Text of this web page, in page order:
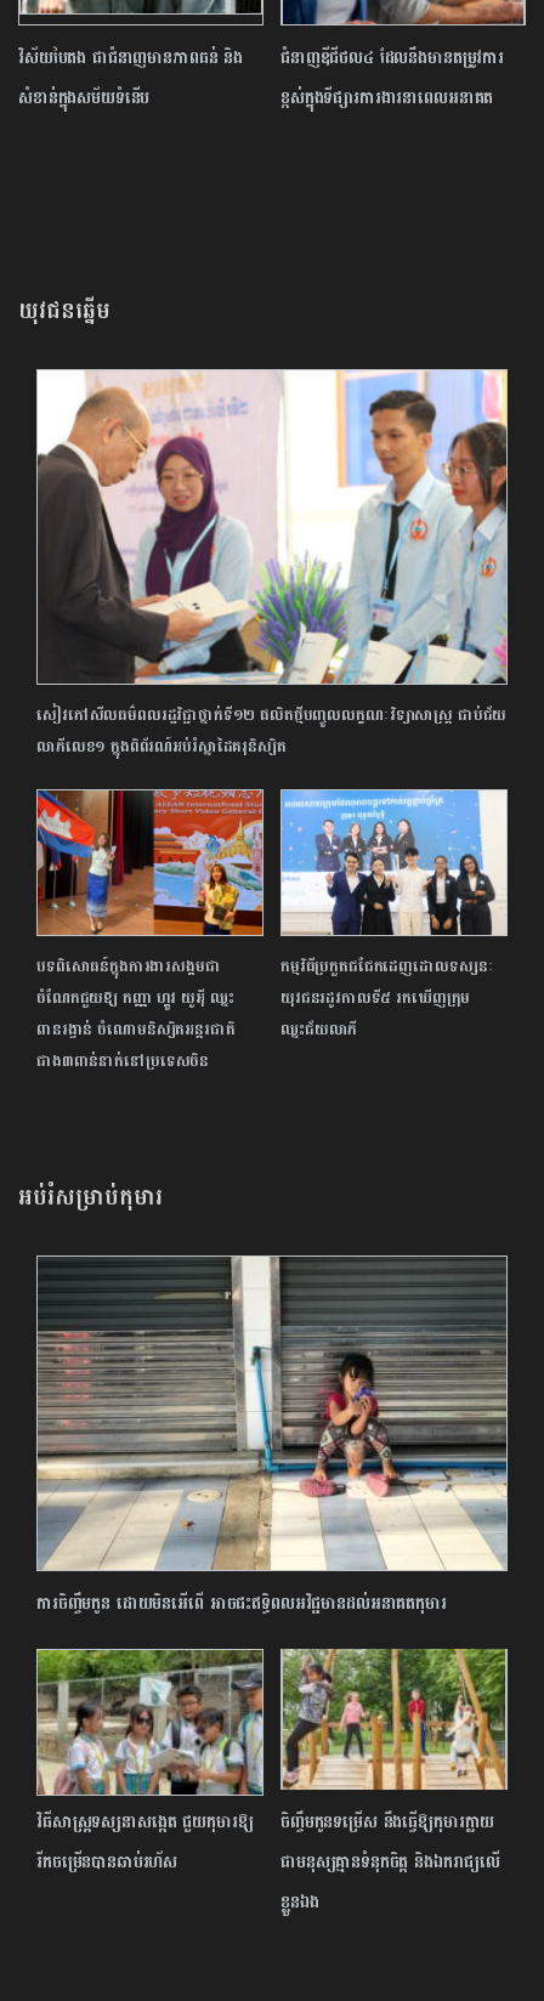
វិស័យបៃតង ជាជំនាញមានភាពធន់ និង
សំខាន់ក្នុងសម័យទំនើប
ជំនាញឌីជីថល៤ ដែលនឹងមានតម្រូវការ
ខ្ពស់ក្នុងទីផ្សារការងារនាពេលអនាគត
យុវជនឆ្នើម
សៀវភៅសីលធម៌ពលរដ្ឋវិជ្ជាថ្នាក់ទី១២ ផលិតថ្មីបញ្ចូលលក្ខណៈវិទ្យាសាស្រ្ត ជាប់ជ័យ
លាភីលេខ១ ក្នុងពិព័រណ៍អប់រំស្នាដៃគរុនិស្សិត
បទពិសោធន៍ក្នុងការងារសង្គមជា
ចំណែកជួយឱ្យ កញ្ញា ហ្គូវ យូអ៉ី ឈ្នះ
ពានរង្វាន់ ចំណោមនិស្សិតអន្តរជាតិ
ជាង៣ពាន់នាក់នៅប្រទេសចិន
កម្មវិធីប្រកួតជជែកដេញដោលទស្សនៈ
យុវជនរដូវកាលទី៥ រកឃើញ​ក្រុម
ឈ្នះជ័យលាភី
អប់រំសម្រាប់កុមារ
ការចិញ្ចឹមកូន ដោយមិនអើពើ អាចជះឥទ្ធិពលអវិជ្ជមានដល់អនាគតកុមារ
វិធីសាស្ត្រទស្សនាសង្កេត ជួយកុមារឱ្យ
រីកចម្រើនបានឆាប់រហ័ស
ចិញ្ចឹមកូនទម្រើស នឹងធ្វើឱ្យកុមារក្លាយ
ជាមនុស្សគ្មានទំនុកចិត្ត និងឯករាជ្យលើ
ខ្លួនឯង